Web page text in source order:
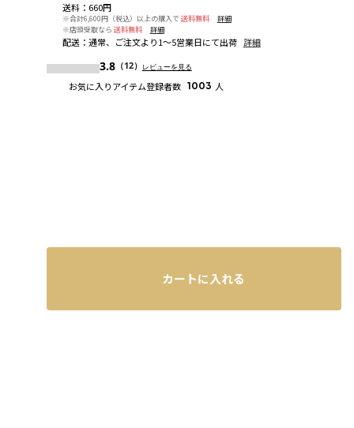
送料： 660円
※合計6,600円（税込）以上の購入で 送料無料
詳細
※店頭受取なら 送料無料 詳細
配送： 通常、ご注文より1～5営業日にて出荷 詳細
3.8（12） レビューを見る
お気に入りアイテム登録者数 1003 人
カートに入れる